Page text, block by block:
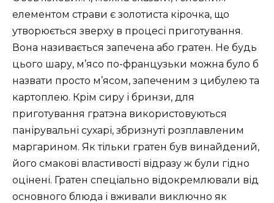
елементом страви є золотиста кірочка, що
утворюється зверху в процесі приготування.
Вона називається запечена або гратен. Не будь
цього шару, м’ясо по-французьки можна було б
назвати просто м’ясом, запеченим з цибулею та
картоплею. Крім сиру і бринзи, для
приготування гратэна використовуються
панірувальні сухарі, збризнуті розплавленим
маргарином. Як тільки гратен був винайдений,
його смакові властивості відразу ж були гідно
оцінені. Гратен спеціально відокремлювали від
основного блюда і вживали виключно як